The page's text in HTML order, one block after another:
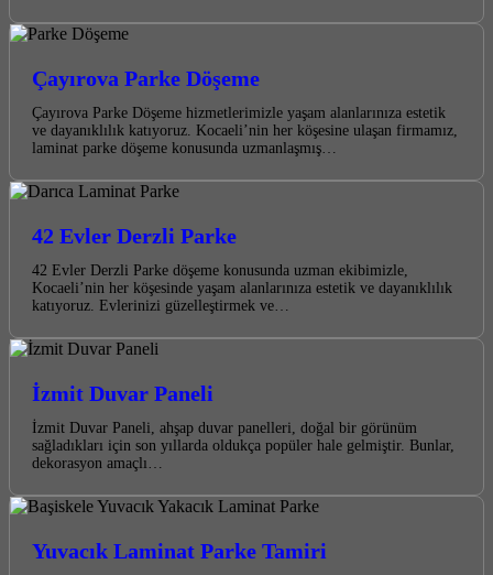
Çayırova Parke Döşeme
Çayırova Parke Döşeme hizmetlerimizle yaşam alanlarınıza estetik
ve dayanıklılık katıyoruz. Kocaeli’nin her köşesine ulaşan firmamız,
laminat parke döşeme konusunda uzmanlaşmış…
42 Evler Derzli Parke
42 Evler Derzli Parke döşeme konusunda uzman ekibimizle,
Kocaeli’nin her köşesinde yaşam alanlarınıza estetik ve dayanıklılık
katıyoruz. Evlerinizi güzelleştirmek ve…
İzmit Duvar Paneli
İzmit Duvar Paneli, ahşap duvar panelleri, doğal bir görünüm
sağladıkları için son yıllarda oldukça popüler hale gelmiştir. Bunlar,
dekorasyon amaçlı…
Yuvacık Laminat Parke Tamiri